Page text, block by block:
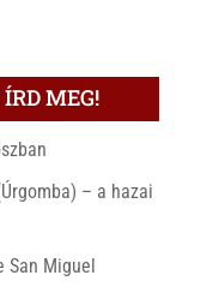
MEG!
– a hazai
San Miguel